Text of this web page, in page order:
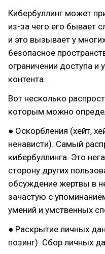
Кибербуллинг может
из-за чего его бывает
и это вызывает у
безопасное
ограничении доступа и
контента.
Вот несколько
которым можно
● Оскорбления (хейт,
ненависти). Самый
кибербуллинга. Это
сторону других
обсуждение жертвы в
зачастую с
умений и умственных
● Раскрытие личных
позинг). Сбор личных